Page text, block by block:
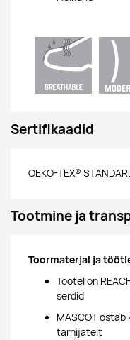
Sertifikaadid
OEKO-TEX®
Tootmine ja
Toormaterjal ja
Tootel on
serdid
MASCOT
tarnijatelt